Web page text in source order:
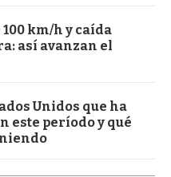
km/h y caída
así avanzan el
Unidos que ha
este período y qué